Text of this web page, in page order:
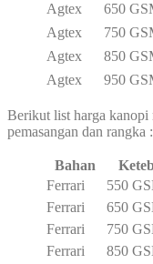
Agtex
650
Agtex
750
Agtex
850
Agtex
950
Berikut list harga kanopi
pemasangan dan rangka :
Bahan
Ferrari
550
Ferrari
650
Ferrari
750
Ferrari
850